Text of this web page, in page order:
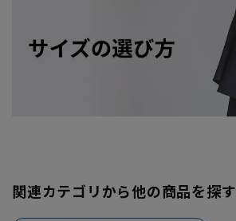
関連カテゴリから他の商品を探す